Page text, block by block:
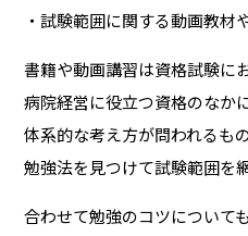
・試験範囲に関する動画教材
書籍や動画講習は資格試験に
病院経営に役立つ資格のなか
体系的な考え方が問われるも
勉強法を見つけて試験範囲を
合わせて勉強のコツについて